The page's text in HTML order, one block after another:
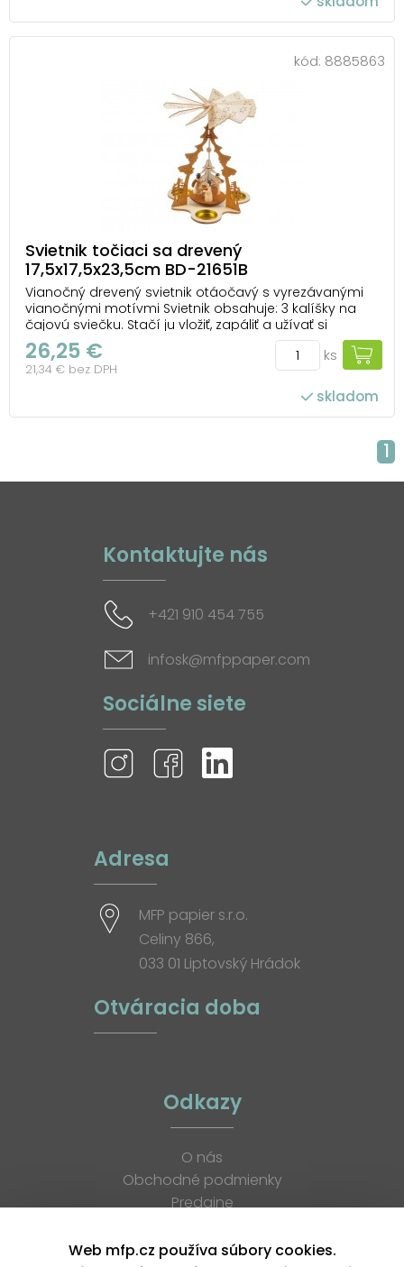
kód: 8885863
Svietnik točiaci sa drevený
17,5x17,5x23,5cm BD-21651B
Vianočný drevený svietnik otáočavý s vyrezávanými
vianočnými motívmi Svietnik obsahuje: 3 kalíšky na
čajovú sviečku. Stačí ju vložiť, zapáliť a užívať si
vianočný čas. VAROVANIE: Horiacu sviečku nikdy
nenechávajte bez dozoru a v dosahu detí či zvierat.
Svietnik s horiacou sviečkou nenechá...
26,25 €
21,34 € bez DPH
ks
skladom
1
Kontaktujte nás
+421 910 454 755
infosk@mfppaper.com
Sociálne siete
Adresa
MFP papier s.r.o.
Celiny 866,
033 01 Liptovský Hrádok
Otváracia doba
Odkazy
O nás
Obchodné podmienky
Predajne
K stiahnutiu
Web mfp.cz používa súbory cookies.